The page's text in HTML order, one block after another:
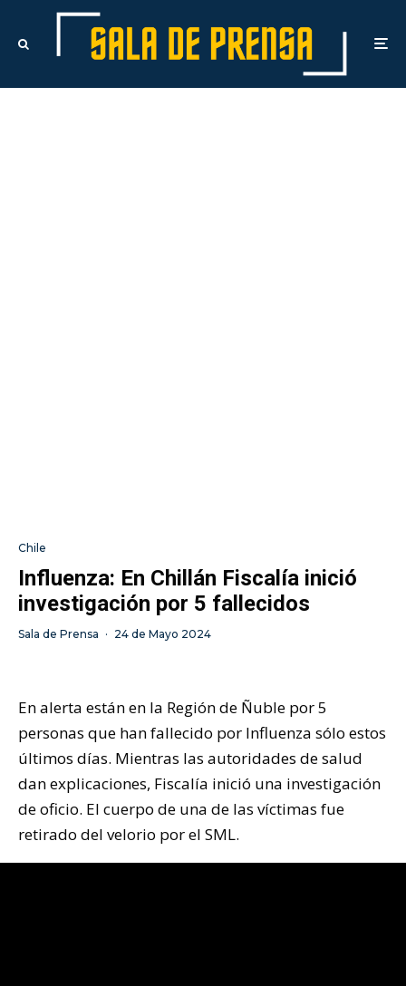
Chile
Influenza: En Chillán Fiscalía inició
investigación por 5 fallecidos
Sala de Prensa · 24 de Mayo 2024
En alerta están en la Región de Ñuble por 5
personas que han fallecido por Influenza sólo estos
últimos días. Mientras las autoridades de salud
dan explicaciones, Fiscalía inició una investigación
de oficio. El cuerpo de una de las víctimas fue
retirado del velorio por el SML.